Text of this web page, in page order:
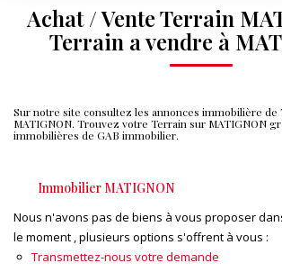
SYNDIC
GESTION
CONTACT
Sélectionnez...
Type de bien
Surface min
Créer une alerte
Achat / Vente Terrain
Terrain a vendre à
Sur notre site consultez les annonces immobilière de
MATIGNON. Trouvez votre Terrain sur MATIGNON
immobilières de GAB immobilier.
Immobilier MATIGNON
Nous n'avons pas de biens à vous proposer
le moment , plusieurs options s'offrent à vous :
Transmettez-nous votre demande